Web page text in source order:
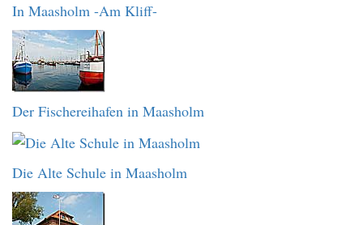
In Maasholm -Am Kliff-
Der Fischereihafen in Maasholm
Die Alte Schule in Maasholm